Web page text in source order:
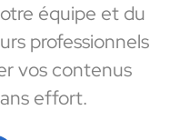
équipe et du
professionnels
vos contenus
effort.